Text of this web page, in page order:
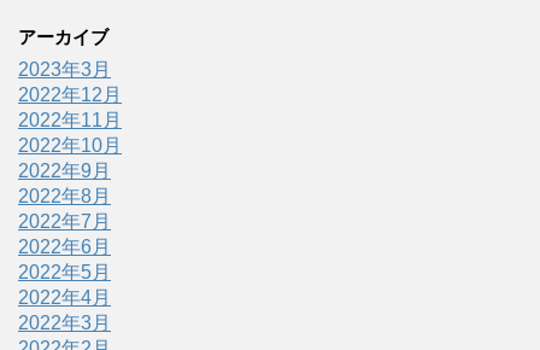
アーカイブ
2023年3月
2022年12月
2022年11月
2022年10月
2022年9月
2022年8月
2022年7月
2022年6月
2022年5月
2022年4月
2022年3月